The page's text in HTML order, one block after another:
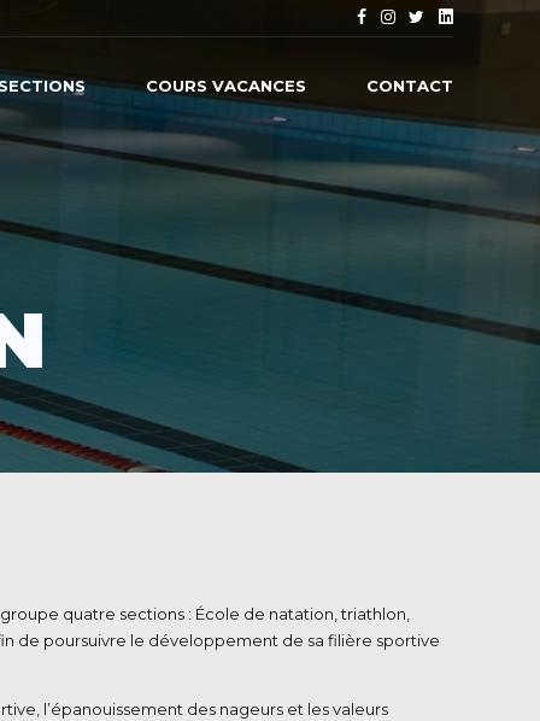
COURS VACANCES CONTACT
quatre sections : École de natation, triathlon,
de poursuivre le développement de sa filière sportive
l’épanouissement des nageurs et les valeurs